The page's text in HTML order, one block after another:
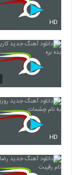
2115
2118
HD
HD